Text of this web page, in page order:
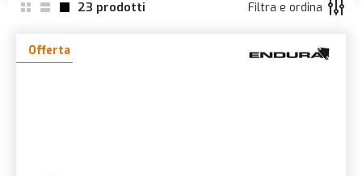
23 prodotti Filtra e ordina
Offerta